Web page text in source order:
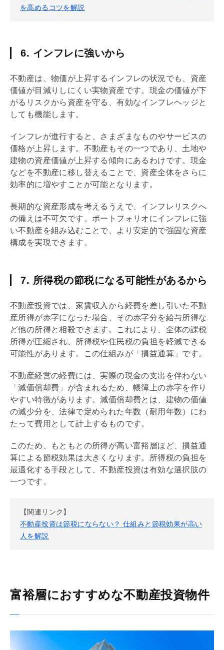
を高めるコツを解説
6. インフレに強いから
不動産は、物価が上昇するインフレの状況でも、資産
価値が目減りしにくい実物資産です。現金の価値が下
がるリスクから資産を守る、有効なインフレヘッジと
しても機能します。
インフレが進行すると、さまざまなものやサービスの
価格が上昇します。不動産もその一つであり、土地や
建物の資産価値が上昇する傾向にあるわけです。現金
などを不動産に移し替えることで、資産全体をさらに
効率的に増やすことが可能となります。
長期的な資産形成を考えるうえで、インフレリスクへ
の備えは不可欠です。ポートフォリオにインフレに強
い不動産を組み込むことで、より安定的で強固な資産
構成を実現できます。
7. 所得税の節税になる可能性があるから
不動産投資では、家賃収入から経費を差し引いた不動
産所得が赤字になった場合、その赤字分を給与所得な
ど他の所得と相殺できます。これにより、全体の課税
所得が圧縮され、所得税や住民税の負担を軽減できる
可能性があります。この仕組みが「損益通算」です。
不動産経営の経費には、実際の現金の支出を伴わない
「減価償却費」が含まれるため、帳簿上の赤字を作り
やすい特徴があります。減価償却費とは、建物の価値
の減少分を、法律で定められた年数（耐用年数）にわ
たって費用として計上するものです。
このため、もともとの所得が高い富裕層ほど、損益通
算による節税効果は大きくなります。所得税の負担を
最適化する手段として、不動産投資は有効な選択肢の
一つです。
【関連リンク】
不動産投資は節税にならない？ 仕組みと節税効果が高い
人を解説
富裕層におすすめな不動産投資物件